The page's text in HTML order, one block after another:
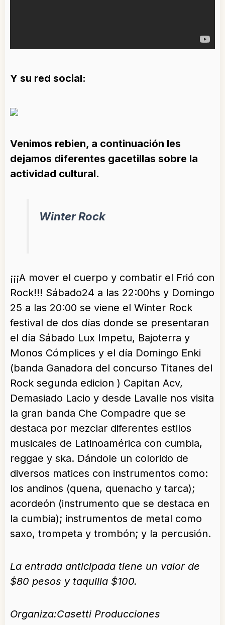
Y su red social:
Venimos rebien, a continuación les
dejamos diferentes gacetillas sobre la
actividad cultural.
Winter Rock
¡¡¡A mover el cuerpo y combatir el Frió con
Rock!!! Sábado24 a las 22:00hs y Domingo
25 a las 20:00 se viene el Winter Rock
festival de dos días donde se presentaran
el día Sábado Lux Impetu, Bajoterra y
Monos Cómplices y el día Domingo Enki
(banda Ganadora del concurso Titanes del
Rock segunda edicion ) Capitan Acv,
Demasiado Lacio y desde Lavalle nos visita
la gran banda Che Compadre que se
destaca por mezclar diferentes estilos
musicales de Latinoamérica con cumbia,
reggae y ska. Dándole un colorido de
diversos matices con instrumentos como:
los andinos (quena, quenacho y tarca);
acordeón (instrumento que se destaca en
la cumbia); instrumentos de metal como
saxo, trompeta y trombón; y la percusión.
La entrada anticipada tiene un valor de
$80 pesos y taquilla $100.
Organiza:Casetti Producciones